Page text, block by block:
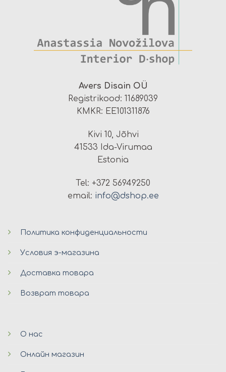
Avers Disain OÜ
Registrikood: 11689039
KMKR: EE101311876
Kivi 10, Jõhvi
41533 Ida-Virumaa
Estonia
Tel: +372 56949250
email: info@dshop.ee
Политика конфиденциальности
Условия э-магазина
Доставка товара
Возврат товара
О нас
Онлайн магазин